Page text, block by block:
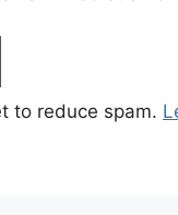
to reduce spam.